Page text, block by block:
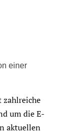
einer
zahlreiche
um die E-
aktuellen